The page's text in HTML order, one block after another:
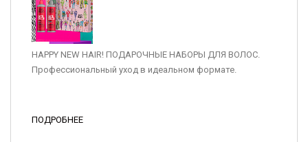
HAPPY NEW HAIR! ПОДАРОЧНЫЕ НАБОРЫ ДЛЯ ВОЛОС.
Профессиональный уход в идеальном формате.
ПОДРОБНЕЕ